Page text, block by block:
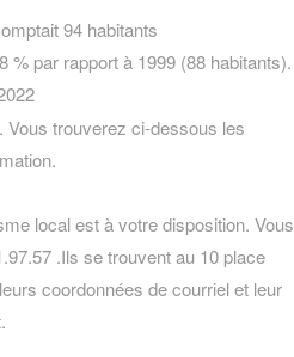
94 habitants
% par rapport à 1999 (88 habitants).
trouverez ci-dessous les
local est à votre disposition. Vous
.Ils se trouvent au 10 place
coordonnées de courriel et leur